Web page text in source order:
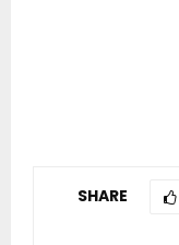
SHARE